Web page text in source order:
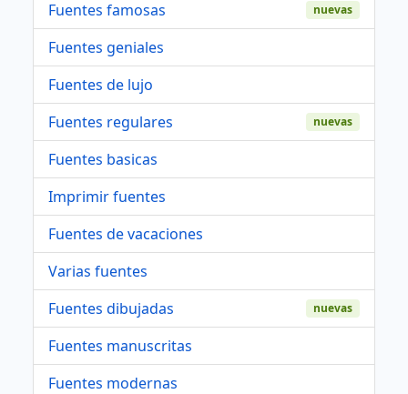
Fuentes famosas
nuevas
Fuentes geniales
Fuentes de lujo
Fuentes regulares
nuevas
Fuentes basicas
Imprimir fuentes
Fuentes de vacaciones
Varias fuentes
Fuentes dibujadas
nuevas
Fuentes manuscritas
Fuentes modernas